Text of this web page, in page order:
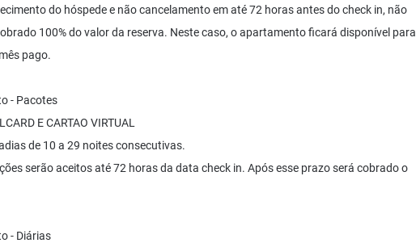
do hóspede e não cancelamento em até 72 horas antes do check in, não
100% do valor da reserva. Neste caso, o apartamento ficará disponível para
pago.
- Pacotes
E CARTAO VIRTUAL
de 10 a 29 noites consecutivas.
serão aceitos até 72 horas da data check in. Após esse prazo será cobrado o
- Diárias